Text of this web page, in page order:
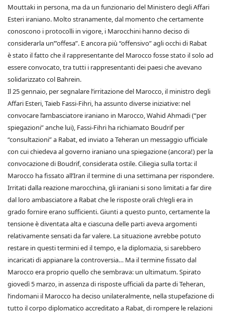
Mouttaki in persona, ma da un funzionario del Ministero degli Affari
Esteri iraniano. Molto stranamente, dal momento che certamente
conoscono i protocolli in vigore, i Marocchini hanno deciso di
considerarla un’”offesa”. E ancora più “offensivo” agli occhi di Rabat
è stato il fatto che il rappresentante del Marocco fosse stato il solo ad
essere convocato, tra tutti i rappresentanti dei paesi che avevano
solidarizzato col Bahrein.
Il 25 gennaio, per segnalare l’irritazione del Marocco, il ministro degli
Affari Esteri, Taieb Fassi-Fihri, ha assunto diverse iniziative: nel
convocare l’ambasciatore iraniano in Marocco, Wahid Ahmadi (“per
spiegazioni” anche lui), Fassi-Fihri ha richiamato Boudrif per
“consultazioni” a Rabat, ed inviato a Teheran un messaggio ufficiale
con cui chiedeva al governo iraniano una spiegazione (ancora!) per la
convocazione di Boudrif, considerata ostile. Ciliegia sulla torta: il
Marocco ha fissato all’Iran il termine di una settimana per rispondere.
Irritati dalla reazione marocchina, gli iraniani si sono limitati a far dire
dal loro ambasciatore a Rabat che le risposte orali ch’egli era in
grado fornire erano sufficienti. Giunti a questo punto, certamente la
tensione è diventata alta e ciascuna delle parti aveva argomenti
relativamente sensati da far valere. La situazione avrebbe potuto
restare in questi termini ed il tempo, e la diplomazia, si sarebbero
incaricati di appianare la controversia… Ma il termine fissato dal
Marocco era proprio quello che sembrava: un ultimatum. Spirato
giovedì 5 marzo, in assenza di risposte ufficiali da parte di Teheran,
l’indomani il Marocco ha deciso unilateralmente, nella stupefazione di
tutto il corpo diplomatico accreditato a Rabat, di rompere le relazioni